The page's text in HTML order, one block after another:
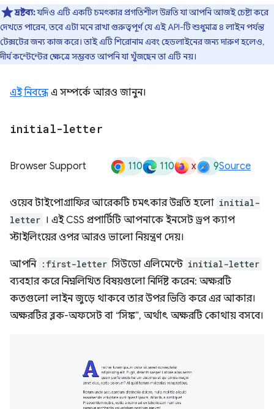
দ্রষ্টব্য:যদিও এটি একটি চমৎকার প্রগতিশীল উন্নতি যা আপনি আজই চেষ্টা করে
দেখতে পারেন, তবে এটা মনে রাখা গুরুত্বপূর্ণ যে এই API-টি শুধুমাত্র ৪ লাইন পর্যন্ত
টেক্সটের জন্য কাজ করে। তাই এটি শিরোনাম এবং হেডলাইনের জন্য দারুণ হলেও,
দীর্ঘ কন্টেন্টের ক্ষেত্রে সম্ভবত আপনি যা খুঁজছেন তা এটি নয়।
এই নিবন্ধেএ সম্পর্কে আরও জানুন।
initial-letter
Browser Support 110 110 x 9Source
ওয়েব টাইপোগ্রাফির আরেকটি চমৎকার উন্নতি হলো initial-
letter । এই CSS প্রপার্টিটি আপনাকে ইনসেট ড্রপ ক্যাপ
স্টাইলিংয়ের ওপর আরও ভালো নিয়ন্ত্রণ দেয়।
আপনি :first-letter সিউডো এলিমেন্টে initial-letter
ব্যবহার করে নিম্নলিখিত বিষয়গুলো নির্দিষ্ট করেন: অক্ষরটি
কতগুলো লাইন জুড়ে থাকবে তার উপর ভিত্তি করে এর আকার।
অক্ষরটির ব্লক-অফসেট বা “সিঙ্ক”, অর্থাৎ অক্ষরটি কোথায় বসবে।